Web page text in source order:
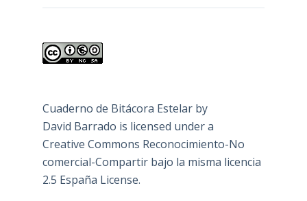
Cuaderno de Bitácora Estelarby
David Barrado is licensed under a
Creative Commons Reconocimiento-No
comercial-Compartir bajo la misma licencia
2.5 España License.